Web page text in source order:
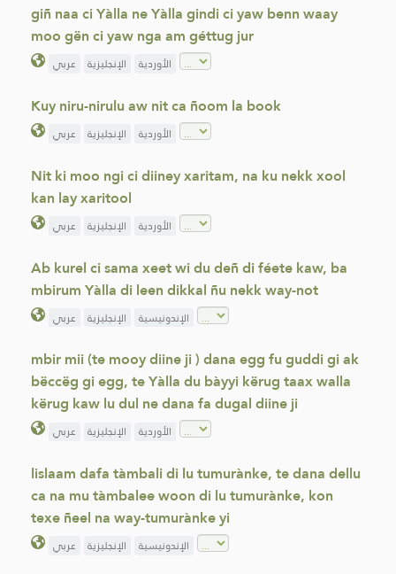
giñ naa ci Yàlla ne Yàlla gindi ci yaw benn waay
moo gën ci yaw nga am géttug jur
عربي الإنجليزية الأوردية
Kuy niru-nirulu aw nit ca ñoom la book
عربي الإنجليزية الأوردية
Nit ki moo ngi ci diiney xaritam, na ku nekk xool
kan lay xaritool
عربي الإنجليزية الأوردية
Ab kurel ci sama xeet wi du deñ di féete kaw, ba
mbirum Yàlla di leen dikkal ñu nekk way-not
عربي الإنجليزية الإندونيسية
mbir mii (te mooy diine ji ) dana egg fu guddi gi ak
bëccëg gi egg, te Yàlla du bàyyi kërug taax walla
kërug kaw lu dul ne dana fa dugal diine ji
عربي الإنجليزية الأوردية
lislaam dafa tàmbali di lu tumurànke, te dana dellu
ca na mu tàmbalee woon di lu tumurànke, kon
texe ñeel na way-tumurànke yi
عربي الإنجليزية الإندونيسية